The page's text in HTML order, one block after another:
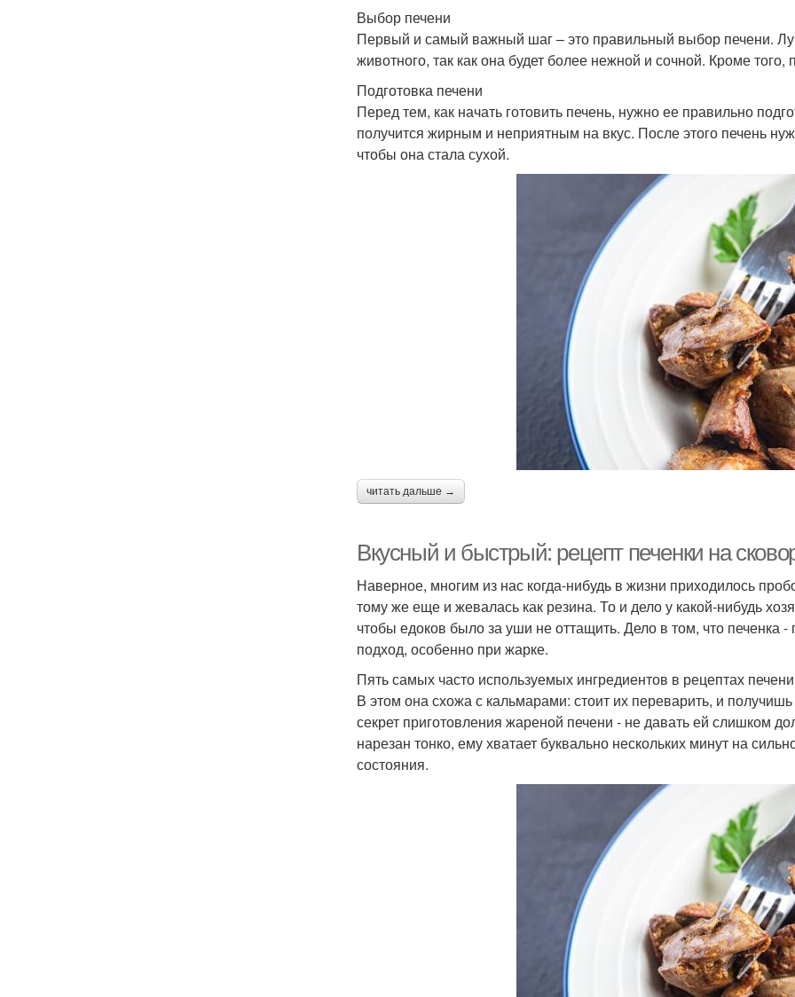
Выбор печени
Первый и самый важный шаг – это правильный выбор печени.
животного, так как она будет более нежной и сочной. Кроме
Подготовка печени
Перед тем, как начать готовить печень, нужно ее правильно
получится жирным и неприятным на вкус. После этого печень
чтобы она стала сухой.
читать дальше →
Вкусный и быстрый: рецепт печенки на
Наверное, многим из нас когда-нибудь в жизни приходилось
тому же еще и жевалась как резина. То и дело у какой-нибудь
чтобы едоков было за уши не оттащить. Дело в том, что печенка
подход, особенно при жарке.
Пять самых часто используемых ингредиентов в рецептах
В этом она схожа с кальмарами: стоит их переварить, и
секрет приготовления жареной печени - не давать ей слишком
нарезан тонко, ему хватает буквально нескольких минут на
состояния.